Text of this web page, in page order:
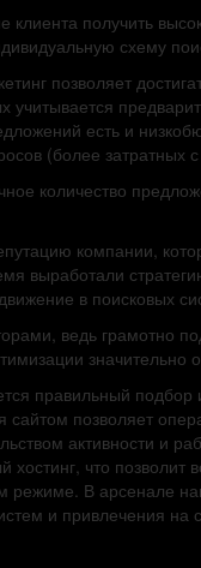
получить
схему
позволяет
учитывается
есть и
(более затратных
количество
компании,
выработали
в поисковых
ведь грамотно
правильный
сайтом позволяет
активности и
что
режиме. В арсенале
и привлечения на